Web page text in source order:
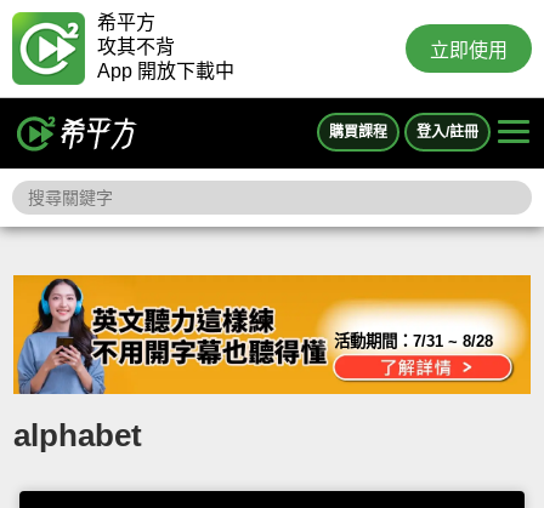
希平方
攻其不背
App 開放下載中
立即使用
購買課程 登入/註冊
活動期間：7/31 ~ 8/28
alphabet